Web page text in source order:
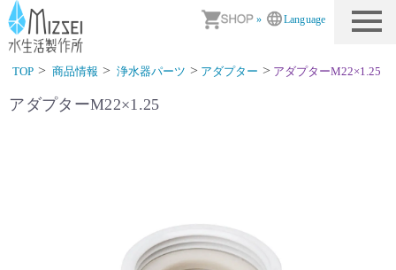
» Language
商品情報｜水生活製作所
TOP 商品情報 浄水器パーツ アダプター アダプターM22×1.25
アダプターM22×1.25